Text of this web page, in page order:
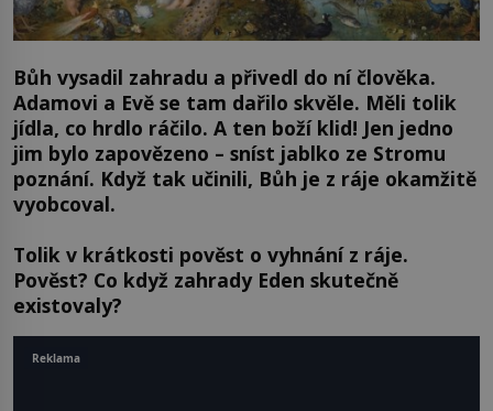
Bůh vysadil zahradu a přivedl do ní člověka.
Adamovi a Evě se tam dařilo skvěle. Měli tolik
jídla, co hrdlo ráčilo. A ten boží klid! Jen jedno
jim bylo zapovězeno – sníst jablko ze Stromu
poznání. Když tak učinili, Bůh je z ráje okamžitě
vyobcoval.
Tolik v krátkosti pověst o vyhnání z ráje.
Pověst? Co když zahrady Eden skutečně
existovaly?
Reklama